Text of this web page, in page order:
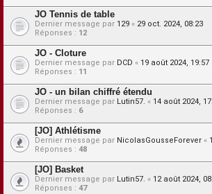
JO Tennis de table
Dernier message par 129 « 29 oct. 2024, 08:23
Réponses : 12
JO - Cloture
Dernier message par DCD « 19 août 2024, 19:57
Réponses : 11
JO - un bilan chiffré étendu
Dernier message par Lutin57. « 14 août 2024,
Réponses : 6
[JO] Athlétisme
Dernier message par NicolasGousseForever «
Réponses : 48
[JO] Basket
Dernier message par Lutin57. « 12 août 2024,
Réponses : 47